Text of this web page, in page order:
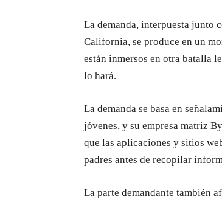
La demanda, interpuesta junto
California, se produce en un
están inmersos en otra batalla
lo hará.
La demanda se basa en
jóvenes, y su empresa matriz
que las aplicaciones y sitios
padres antes de recopilar
La parte demandante también